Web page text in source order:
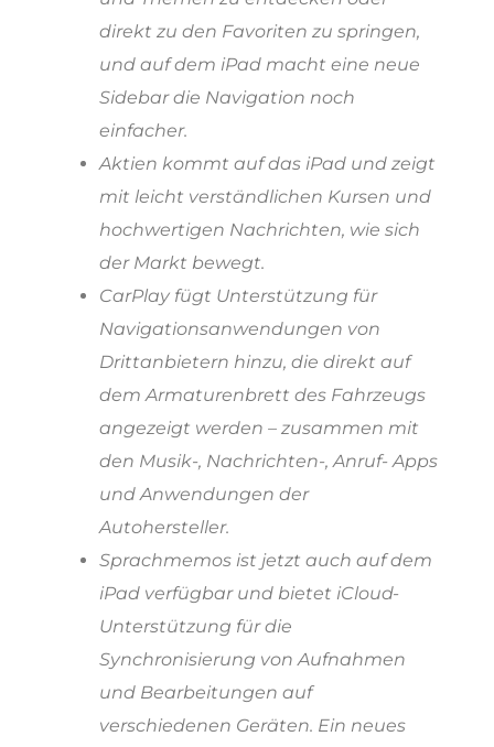
direkt zu den Favoriten zu springen,
und auf dem iPad macht eine neue
Sidebar die Navigation noch
einfacher.
Aktien kommt auf das iPad und zeigt
mit leicht verständlichen Kursen und
hochwertigen Nachrichten, wie sich
der Markt bewegt.
CarPlay fügt Unterstützung für
Navigationsanwendungen von
Drittanbietern hinzu, die direkt auf
dem Armaturenbrett des Fahrzeugs
angezeigt werden – zusammen mit
den Musik-, Nachrichten-, Anruf- Apps
und Anwendungen der
Autohersteller.
Sprachmemos ist jetzt auch auf dem
iPad verfügbar und bietet iCloud-
Unterstützung für die
Synchronisierung von Aufnahmen
und Bearbeitungen auf
verschiedenen Geräten. Ein neues